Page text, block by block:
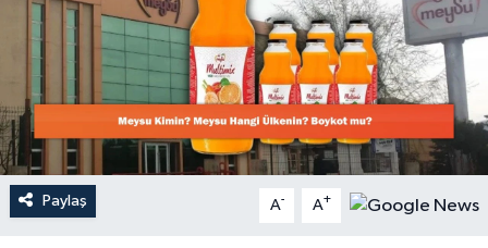
Paylaş A- A+
Resmi Reklamlar